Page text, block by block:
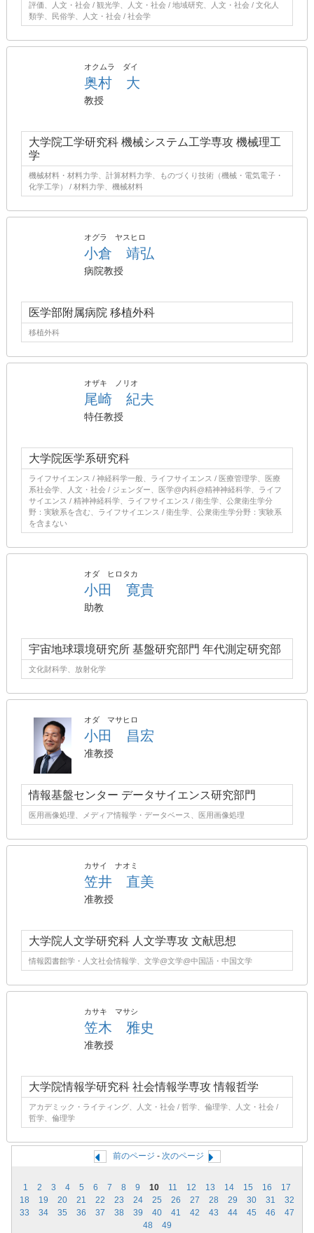
評価、人文・社会 / 観光学、人文・社会 / 地域研究、人文・社会 / 文化人
類学、民俗学、人文・社会 / 社会学
オクムラ ダイ
奥村 大
教授
大学院工学研究科 機械システム工学専攻 機械理工
学
機械材料・材料力学、計算材料力学、ものづくり技術（機械・電気電子・
化学工学） / 材料力学、機械材料
オグラ ヤスヒロ
小倉 靖弘
病院教授
医学部附属病院 移植外科
移植外科
オザキ ノリオ
尾崎 紀夫
特任教授
大学院医学系研究科
ライフサイエンス / 神経科学一般、ライフサイエンス / 医療管理学、医療
系社会学、人文・社会 / ジェンダー、医学@内科@精神神経科学、ライフ
サイエンス / 精神神経科学、ライフサイエンス / 衛生学、公衆衛生学分
野：実験系を含む、ライフサイエンス / 衛生学、公衆衛生学分野：実験系
を含まない
オダ ヒロタカ
小田 寛貴
助教
宇宙地球環境研究所 基盤研究部門 年代測定研究部
文化財科学、放射化学
オダ マサヒロ
小田 昌宏
准教授
情報基盤センター データサイエンス研究部門
医用画像処理、メディア情報学・データベース、医用画像処理
カサイ ナオミ
笠井 直美
准教授
大学院人文学研究科 人文学専攻 文献思想
情報図書館学・人文社会情報学、文学@文学@中国語・中国文学
カサキ マサシ
笠木 雅史
准教授
大学院情報学研究科 社会情報学専攻 情報哲学
アカデミック・ライティング、人文・社会 / 哲学、倫理学、人文・社会 /
哲学、倫理学
前のページ - 次のページ
1 2 3 4 5 6 7 8 9 10 11 12 13 14 15 16
17
18
19 20 21 22 23 24 25 26 27 28 29 30 31
32
33
34 35 36 37 38 39 40 41 42 43 44 45 46
47
48
49